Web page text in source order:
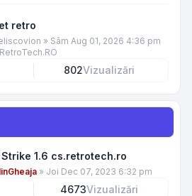
retro
» Sâm Aug 01, 2026 4:36 pm
802Vizualizări
1.6 cs.retrotech.ro
» Joi Dec 07, 2023 6:32 pm
4673Vizualizări